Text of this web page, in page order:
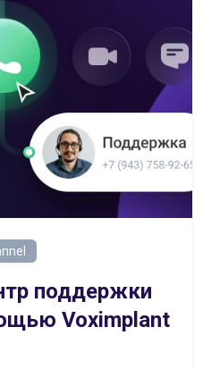
поддержки
Voximplant